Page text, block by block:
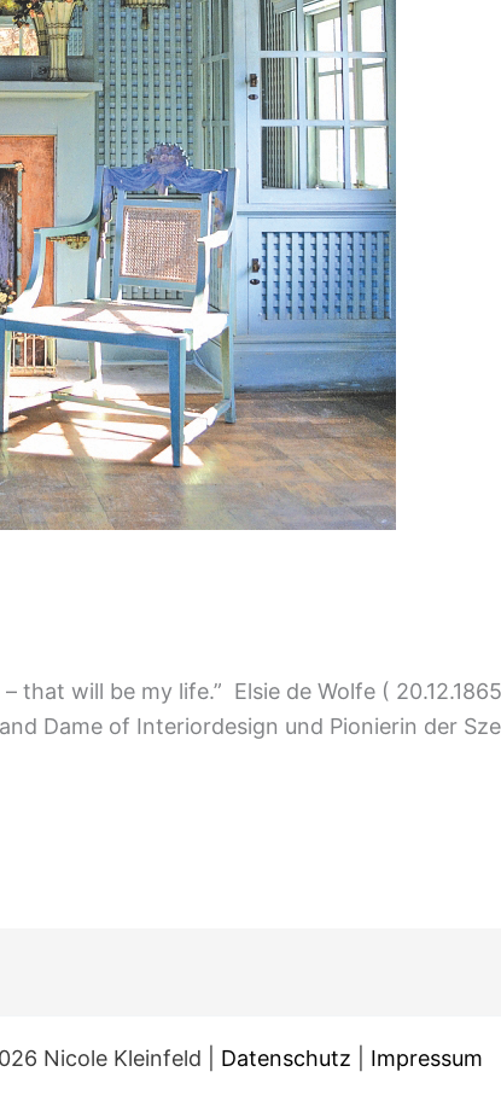
will be my life.” Elsie de Wolfe (
Dame of Interiordesign und Pionierin der
Nicole Kleinfeld | Datenschutz Impressum